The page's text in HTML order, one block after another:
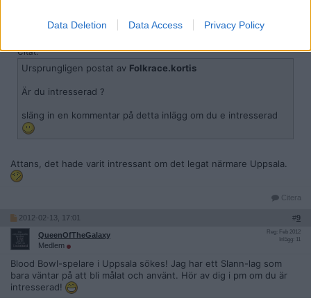
Data Deletion Data Access Privacy Policy
QueenOfTheGalaxy
Medlem
Citat:
Ursprungligen postat av Folkrace.kortis
Är du intresserad ?
släng in en kommentar på detta inlägg om du e intresserad
Attans, det hade varit intressant om det legat närmare Uppsala.
Citera
2012-02-13, 17:01 #9
QueenOfTheGalaxy
Medlem
Reg: Feb 2012
Inlägg: 11
Blood Bowl-spelare i Uppsala sökes! Jag har ett Slann-lag som
bara väntar på att bli målat och använt. Hör av dig i pm om du är
intresserad!